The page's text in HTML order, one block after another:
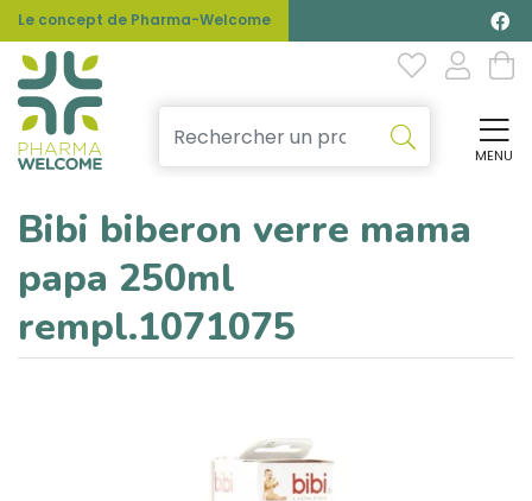
Le concept de Pharma-Welcome
MENU
Bibi biberon verre mama
papa 250ml
rempl.1071075